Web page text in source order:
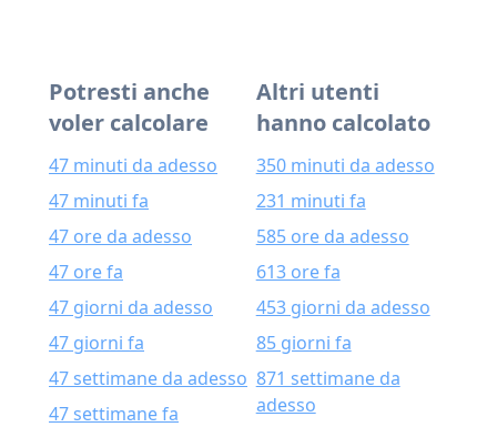
Potresti anche
voler calcolare
47 minuti da adesso
47 minuti fa
47 ore da adesso
47 ore fa
47 giorni da adesso
47 giorni fa
47 settimane da adesso
47 settimane fa
Altri utenti
hanno calcolato
350 minuti da adesso
231 minuti fa
585 ore da adesso
613 ore fa
453 giorni da adesso
85 giorni fa
871 settimane da
adesso